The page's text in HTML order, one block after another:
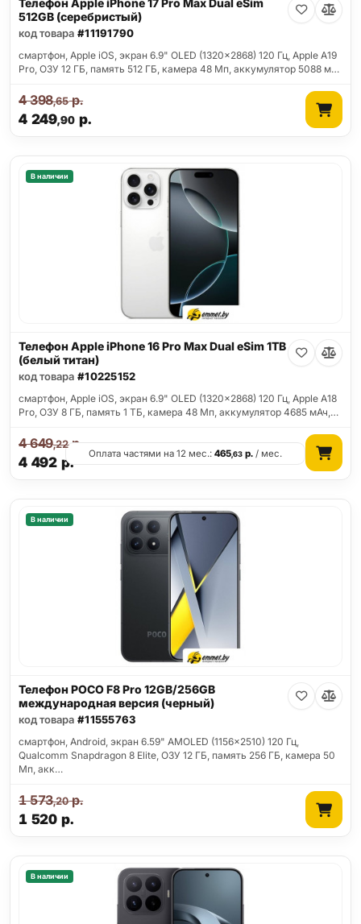
Телефон Apple iPhone 17 Pro Max Dual eSim
512GB (серебристый)
код товара #11191790
смартфон, Apple iOS, экран 6.9" OLED (1320x2868) 120 Гц, Apple A19
Pro, ОЗУ 12 ГБ, память 512 ГБ, камера 48 Мп, аккумулятор 5088 м…
4 249,90 р.
4 398,65р.
В наличии
Телефон Apple iPhone 16 Pro Max Dual eSim 1TB
(белый титан)
код товара #10225152
смартфон, Apple iOS, экран 6.9" OLED (1320x2868) 120 Гц, Apple A18
Pro, ОЗУ 8 ГБ, память 1 ТБ, камера 48 Мп, аккумулятор 4685 мАч,…
4 492 р.
4 649,22р.
Оплата частями на 12 мес.:465,63 р. / мес.
В наличии
Телефон POCO F8 Pro 12GB/256GB
международная версия (черный)
код товара #11555763
смартфон, Android, экран 6.59" AMOLED (1156x2510) 120 Гц,
Qualcomm Snapdragon 8 Elite, ОЗУ 12 ГБ, память 256 ГБ, камера 50
Мп, акк…
1 520 р.
1 573,20р.
В наличии